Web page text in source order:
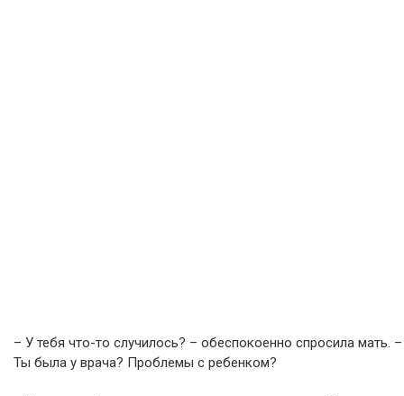
– У тебя что-то случилось? – обеспокоенно спросила мать. –
Ты была у врача? Проблемы с ребенком?